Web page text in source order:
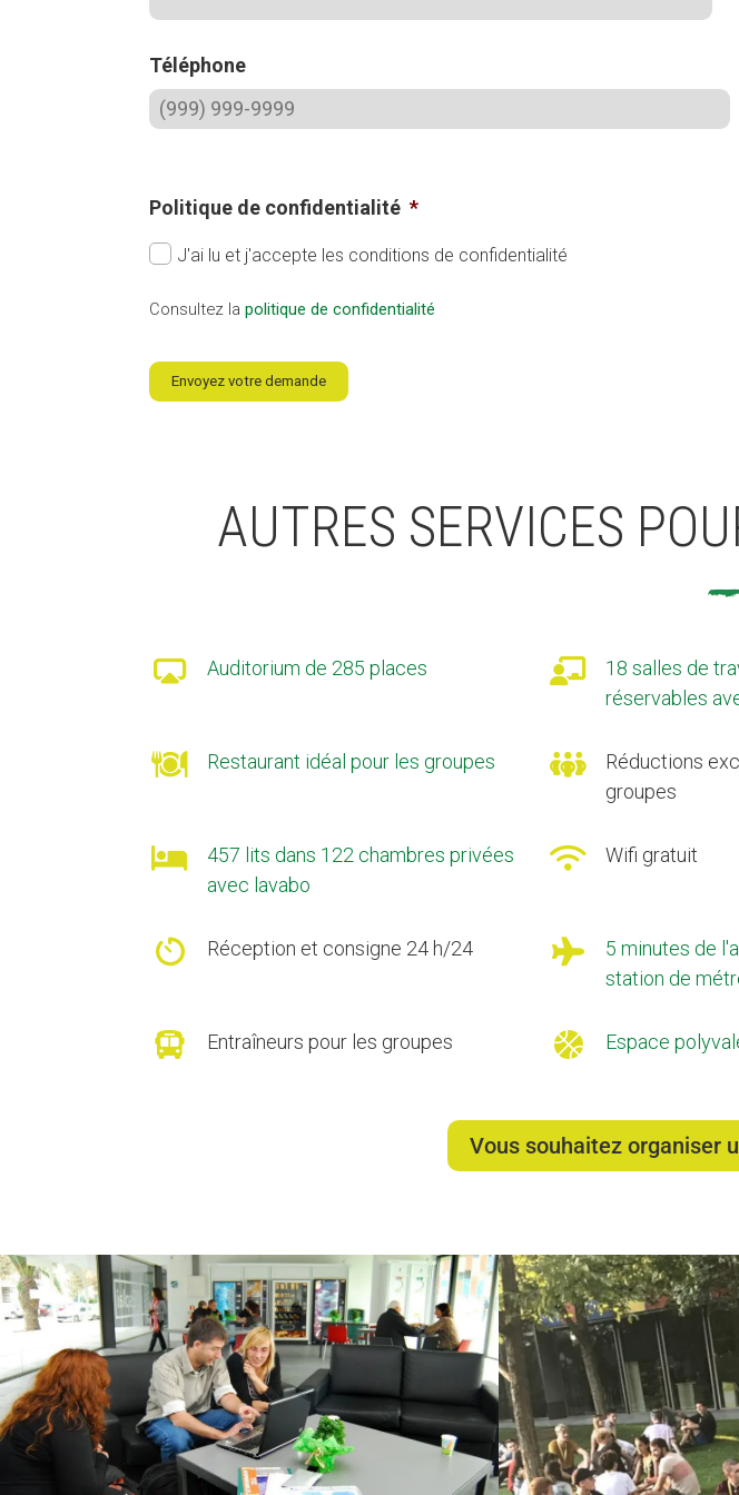
Téléphone
Politique de confidentialité *
J'ai lu et j'accepte les conditions de confidentialité
Consultez lapolitique de confidentialité
Envoyez votre demande
AUTRES SERVICES
 Auditorium de 285 places 
18 salles de
réservables
 Restaurant idéal pour les groupes 
Réductions
groupes

457 lits dans 122 chambres privées
avec lavabo
 Wifi gratuit
 Réception et consigne 24 h/24 
5 minutes de
station de
 Entraîneurs pour les groupes  Espace
Vous souhaitez organiser